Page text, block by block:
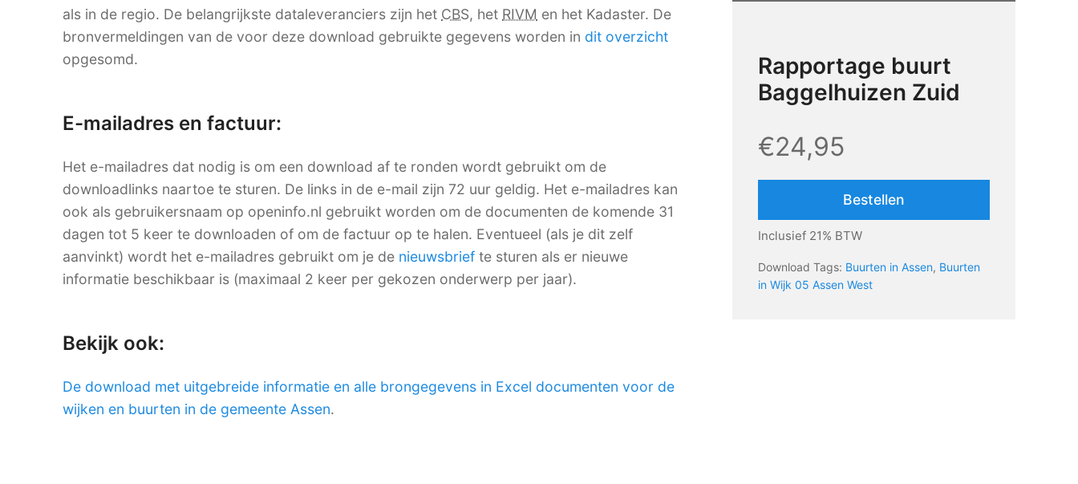
als in de regio. De belangrijkste dataleveranciers zijn het CBS, het RIVM en het Kadaster. De
bronvermeldingen van de voor deze download gebruikte gegevens worden in dit overzicht
opgesomd.
E-mailadres en factuur:
Het e-mailadres dat nodig is om een download af te ronden wordt gebruikt om de
downloadlinks naartoe te sturen. De links in de e-mail zijn 72 uur geldig. Het e-mailadres kan
ook als gebruikersnaam op openinfo.nl gebruikt worden om de documenten de komende 31
dagen tot 5 keer te downloaden of om de factuur op te halen. Eventueel (als je dit zelf
aanvinkt) wordt het e-mailadres gebruikt om je de nieuwsbrief te sturen als er nieuwe
informatie beschikbaar is (maximaal 2 keer per gekozen onderwerp per jaar).
Bekijk ook:
De download met uitgebreide informatie en alle brongegevens in Excel documenten voor de
wijken en buurten in de gemeente Assen.
Rapportage buurt
Baggelhuizen Zuid
€24,95
Bestellen
Inclusief 21% BTW
Download Tags: Buurten in Assen, Buurten
in Wijk 05 Assen West